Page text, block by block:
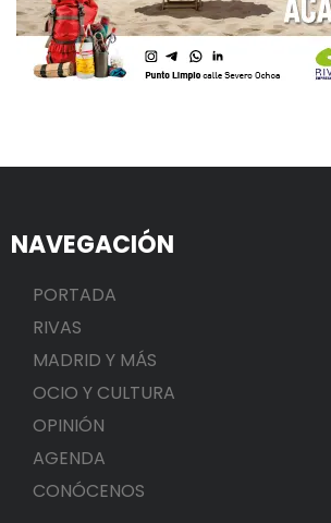
NAVEGACIÓN
PORTADA
RIVAS
MADRID Y MÁS
OCIO Y CULTURA
OPINIÓN
AGENDA
CONÓCENOS